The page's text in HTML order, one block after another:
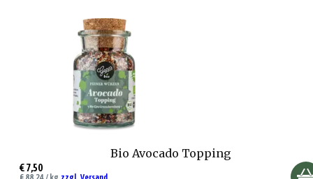
Bio Avocado Topping
€ 7,50